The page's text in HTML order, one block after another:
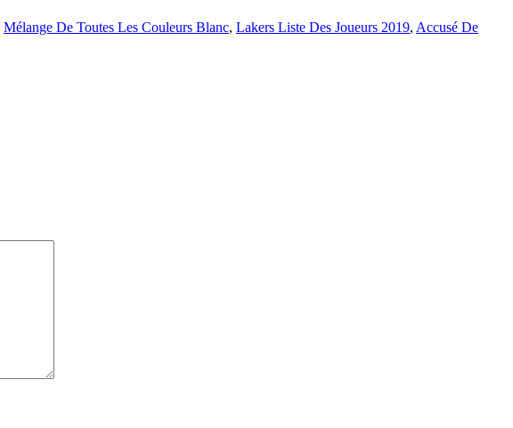
Mélange De Toutes Les Couleurs Blanc, Lakers Liste Des Joueurs 2019, Accusé De